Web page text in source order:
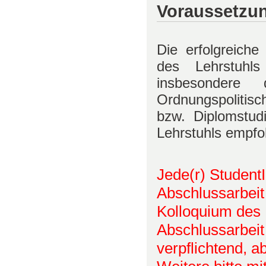
Die erfolgreiche
des
bzw.
Lehrstuhls
Jede(r)
Kolloquium
verpflichtend,